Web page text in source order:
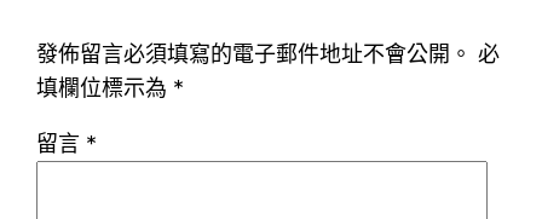
發佈留言必須填寫的電子郵件地址不會公開。 必
填欄位標示為 *
留言 *